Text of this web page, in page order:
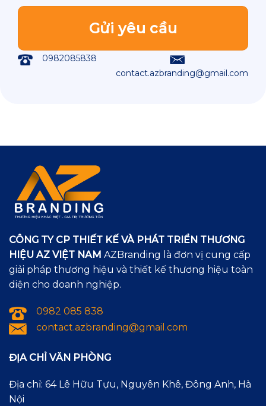
0982085838
contact.azbranding@gmail.com
CÔNG TY CP THIẾT KẾ VÀ PHÁT TRIỂN THƯƠNG
HIỆU AZ VIỆT NAM AZBranding là đơn vị cung cấp
giải pháp thương hiệu và thiết kế thương hiệu toàn
diện cho doanh nghiệp.
0982 085 838
contact.azbranding@gmail.com
ĐỊA CHỈ VĂN PHÒNG
Địa chỉ: 64 Lê Hữu Tựu, Nguyên Khê, Đông Anh, Hà
Nội